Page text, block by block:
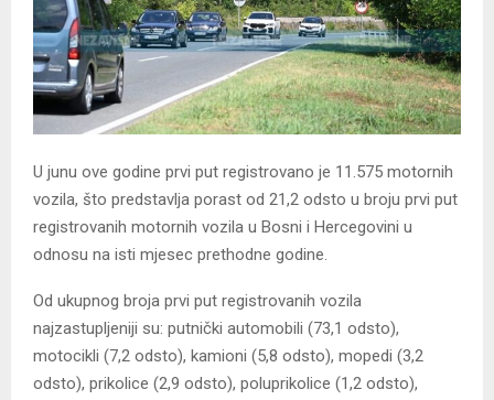
U junu ove godine prvi put registrovano je 11.575 motornih
vozila, što predstavlja porast od 21,2 odsto u broju prvi put
registrovanih motornih vozila u Bosni i Hercegovini u
odnosu na isti mjesec prethodne godine.
Od ukupnog broja prvi put registrovanih vozila
najzastupljeniji su: putnički automobili (73,1 odsto),
motocikli (7,2 odsto), kamioni (5,8 odsto), mopedi (3,2
odsto), prikolice (2,9 odsto), poluprikolice (1,2 odsto),